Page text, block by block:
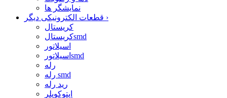
نمایشگر ها
›
کریستال
کریستالsmd
اسیلاتور
اسیلاتورsmd
رله
رله smd
رید رله
اپتوکوپلر